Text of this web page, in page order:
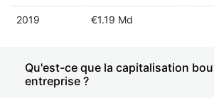
2019 €1.19 Md
Qu'est-ce que la capitalisation
entreprise ?